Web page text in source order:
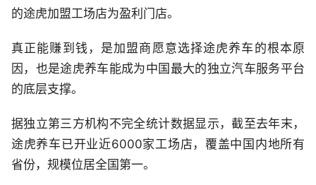
的途虎加盟工场店为盈利门店。
真正能赚到钱，是加盟商愿意选择途虎养车的根本原
因，也是途虎养车能成为中国最大的独立汽车服务平台
的底层支撑。
据独立第三方机构不完全统计数据显示，截至去年末，
途虎养车已开业近6000家工场店，覆盖中国内地所有
省份，规模位居全国第一。